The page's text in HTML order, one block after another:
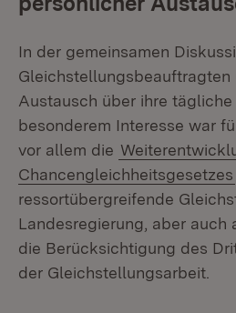
In der gemeinsamen
Gleichstellungsbeauftragten
Austausch über ihre tägliche
besonderem Interesse war
vor allem die
Chancengleichheitsgesetzes
ressortübergreifende
Landesregierung, aber auch
die Berücksichtigung des
der Gleichstellungsarbeit.